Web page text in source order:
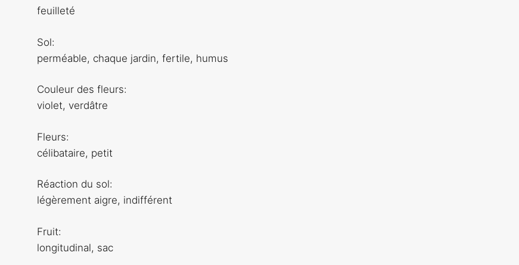
feuilleté
Sol:
perméable, chaque jardin, fertile, humus
Couleur des fleurs:
violet, verdâtre
Fleurs:
célibataire, petit
Réaction du sol:
légèrement aigre, indifférent
Fruit:
longitudinal, sac